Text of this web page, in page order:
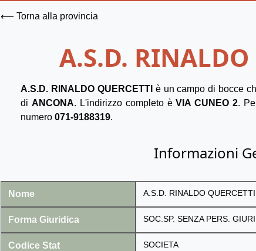
⟵ Torna alla provincia
A.S.D. RINALDO
A.S.D. RINALDO QUERCETTI è un campo di bocce
di ANCONA. L'indirizzo completo èVIA CUNEO 2.
numero 071-9188319.
Informazioni
Nome A.S.D. RINALDO QUERCETTI
Forma Giuridica SOC.SP. SENZA PERS.
Codice Stat SOCIETA